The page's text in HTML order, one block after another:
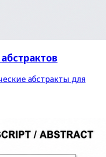
абстракты для